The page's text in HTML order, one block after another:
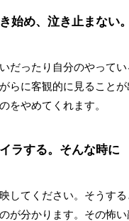
始め、泣き止まない
だったり自分のやってい
らに客観的に見ることが
をやめてくれます。
ラする。そんな時に
してください。そうする
が分かります。その怖い